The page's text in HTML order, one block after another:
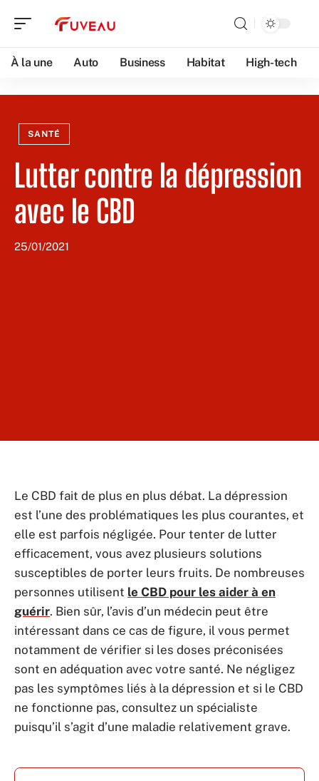
À la une Auto Business Habitat High-tech
SANTÉ
Lutter contre la dépression
avec le CBD
25/01/2021
Le CBD fait de plus en plus débat. La dépression
est l’une des problématiques les plus courantes, et
elle est parfois négligée. Pour tenter de lutter
efficacement, vous avez plusieurs solutions
susceptibles de porter leurs fruits. De nombreuses
personnes utilisent le CBD pour les aider à en
guérir. Bien sûr, l’avis d’un médecin peut être
intéressant dans ce cas de figure, il vous permet
notamment de vérifier si les doses préconisées
sont en adéquation avec votre santé. Ne négligez
pas les symptômes liés à la dépression et si le CBD
ne fonctionne pas, consultez un spécialiste
puisqu’il s’agit d’une maladie relativement grave.